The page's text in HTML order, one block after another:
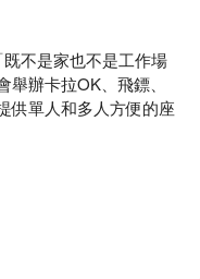
不是家也不是工作場
辦卡拉OK、飛鏢、
供單人和多人方便的座